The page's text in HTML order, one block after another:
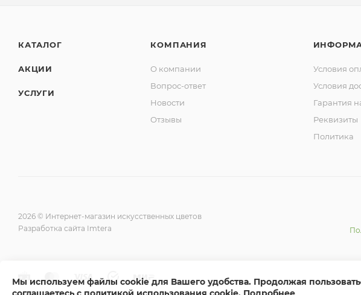
КАТАЛОГ
АКЦИИ
УСЛУГИ
КОМПАНИЯ
О компании
Вопрос-ответ
Новости
Отзывы
Условия
Условия
Гарантия
Реквизиты
Политика
2026 © Интернет-магазин искусственных цветов
Разработка сайта Imtera
Мы используем файлы cookie для Вашего удобства. Продолжая